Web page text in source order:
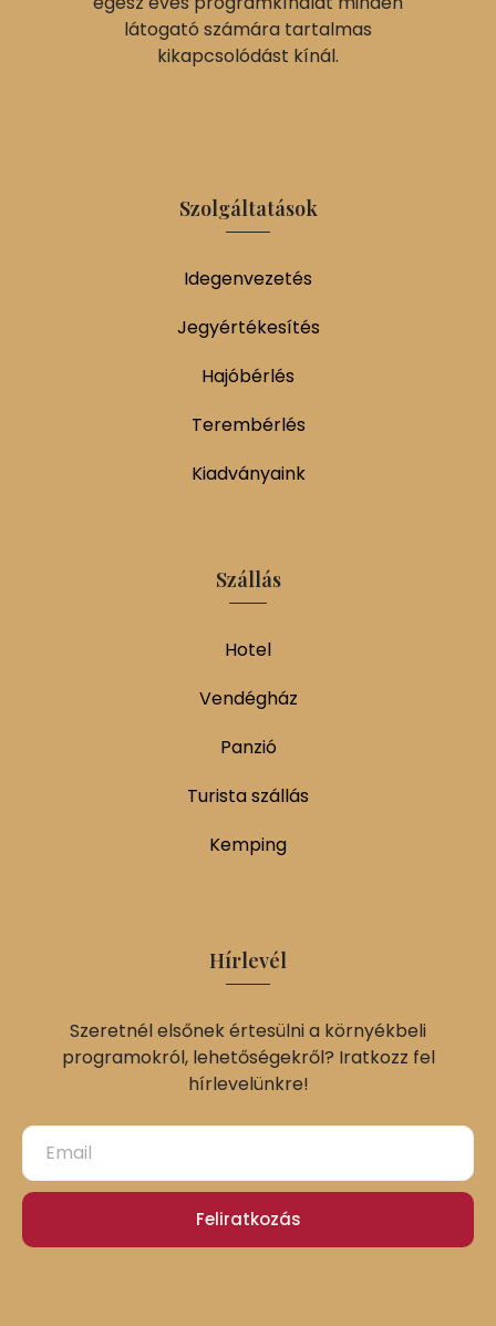
látogató számára tartalmas
kikapcsolódást kínál.
Szolgáltatások
Idegenvezetés
Jegyértékesítés
Hajóbérlés
Terembérlés
Kiadványaink
Szállás
Hotel
Vendégház
Panzió
Turista szállás
Kemping
Hírlevél
Szeretnél elsőnek értesülni a környékbeli
programokról, lehetőségekről? Iratkozz fel
hírlevelünkre!
Feliratkozás